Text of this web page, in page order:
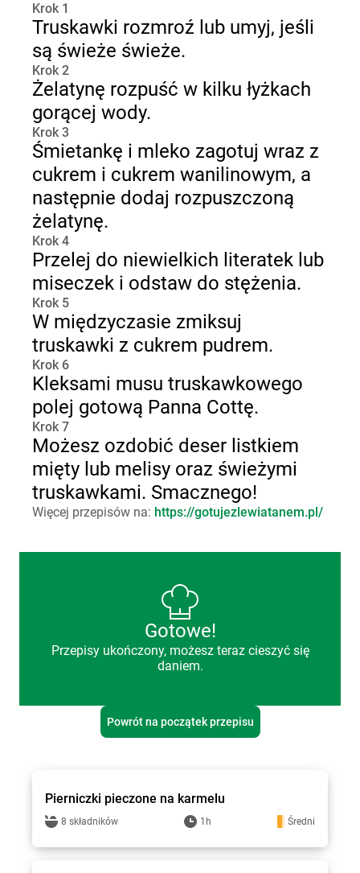
Krok 1
Truskawki rozmroź lub umyj, jeśli
są świeże świeże.
Krok 2
Żelatynę rozpuść w kilku łyżkach
gorącej wody.
Krok 3
Śmietankę i mleko zagotuj wraz z
cukrem i cukrem wanilinowym, a
następnie dodaj rozpuszczoną
żelatynę.
Krok 4
Przelej do niewielkich literatek lub
miseczek i odstaw do stężenia.
Krok 5
W międzyczasie zmiksuj
truskawki z cukrem pudrem.
Krok 6
Kleksami musu truskawkowego
polej gotową Panna Cottę.
Krok 7
Możesz ozdobić deser listkiem
mięty lub melisy oraz świeżymi
truskawkami. Smacznego!
Więcej przepisów na: https://gotujezlewiatanem.pl/
Gotowe!
Przepisy ukończony, możesz teraz cieszyć się
daniem.
Powrót na początek przepisu
Pierniczki pieczone na karmelu
8 składników 1h Średni
Gotuję z Lewiatanem